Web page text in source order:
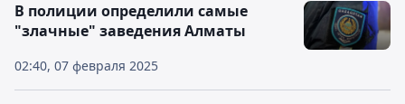
02:40, 07 февраля 2025
В полиции определили самые
"злачные" заведения Алматы